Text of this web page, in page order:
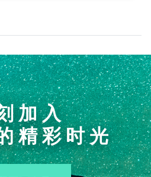
加入
精彩时光